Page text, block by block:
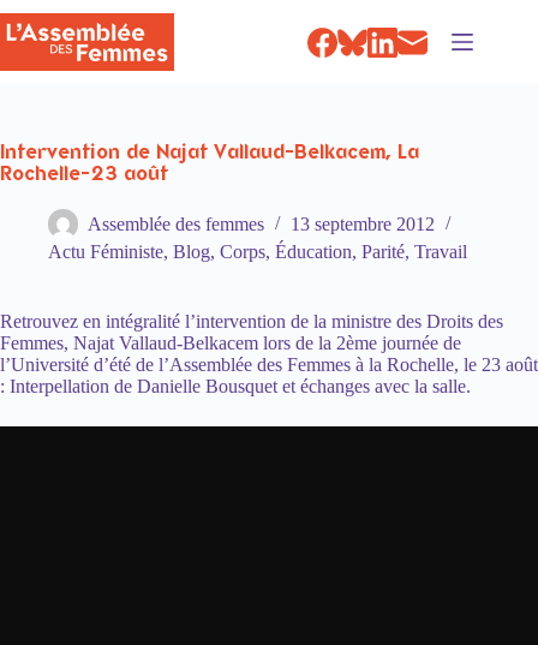
Passer
au
contenu
Intervention de Najat Vallaud-Belkacem, La
Rochelle-23 août
Assemblée des femmes
13 septembre 2012
Actu Féministe, Blog, Corps, Éducation, Parité, Travail
Retrouvez en intégralité l’intervention de la ministre des Droits des
Femmes, Najat Vallaud-Belkacem lors de la 2ème journée de
l’Université d’été de l’Assemblée des Femmes à la Rochelle, le 23 août
: Interpellation de Danielle Bousquet et échanges avec la salle.